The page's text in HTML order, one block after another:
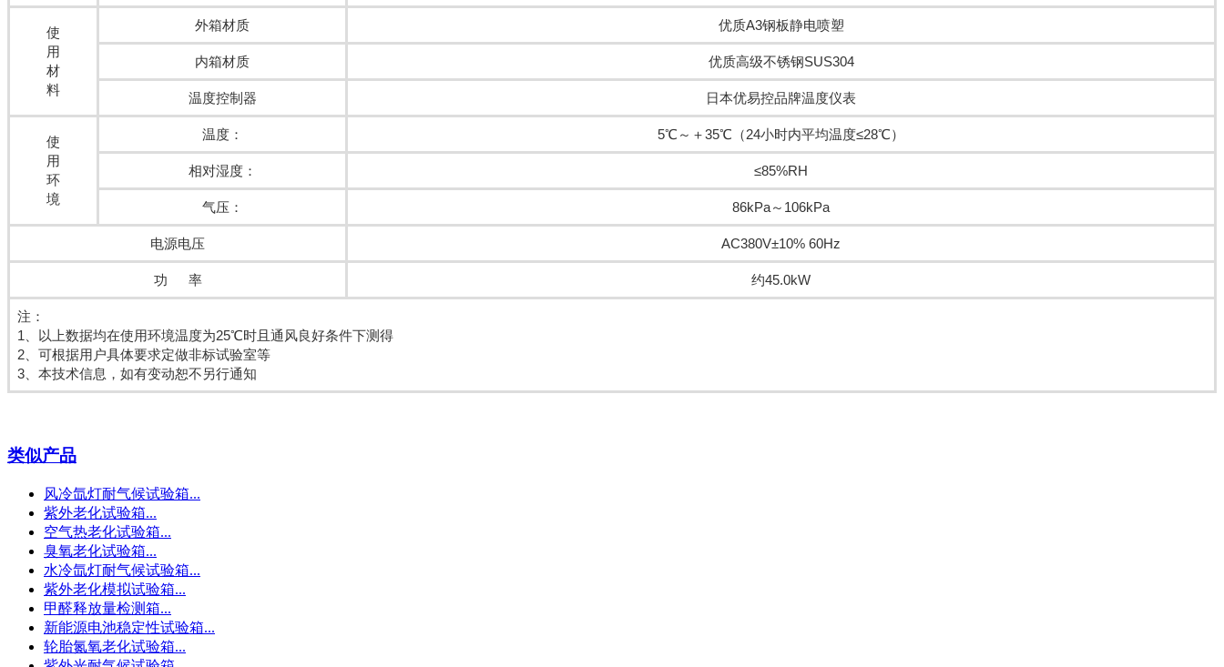
使
用
材
料
外箱材质 优质A3钢板静电喷塑
内箱材质 优质高级不锈钢SUS304
温度控制器 日本优易控品牌温度仪表
使
用
环
境
温度： 5℃～＋35℃（24小时内平均温度≤28℃）
相对湿度： ≤85%RH
气压： 86kPa～106kPa
电源电压 AC380V±10% 60Hz
功 率 约45.0kW
注：
1、以上数据均在使用环境温度为25℃时且通风良好条件下测得
2、可根据用户具体要求定做非标试验室等
3、本技术信息，如有变动恕不另行通知
类似产品
风冷氙灯耐气候试验箱...
紫外老化试验箱...
空气热老化试验箱...
臭氧老化试验箱...
水冷氙灯耐气候试验箱...
紫外老化模拟试验箱...
甲醛释放量检测箱...
新能源电池稳定性试验箱...
轮胎氮氧老化试验箱...